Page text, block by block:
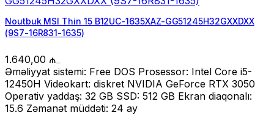
Noutbuk MSI Thin 15 B12UC-1635XAZ-GG51245H32GXXDXX
(9S7-16R831-1635)
1.640,00 ₼
Əməliyyat sistemi: Free DOS Prosessor: Intel Core i5-
12450H Videokart: diskret NVIDIA GeForce RTX 3050
Operativ yaddaş: 32 GB SSD: 512 GB Ekran diaqonalı:
15.6 Zəmanət müddəti: 24 ay